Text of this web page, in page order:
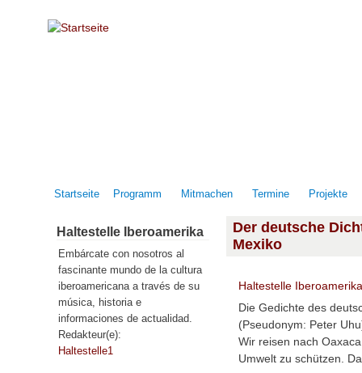
Direkt zum Inhalt
Startseite Programm Mitmachen Termine Projekte
Haltestelle Iberoamerika
Embárcate con nosotros al
fascinante mundo de la cultura
iberoamericana a través de su
música, historia e
informaciones de actualidad.
Redakteur(e):
Haltestelle1
Der deutsche
Mexiko
Haltestelle Iberoamerika
Die Gedichte des
(Pseudonym: Peter
Wir reisen nach
Umwelt zu schützen.